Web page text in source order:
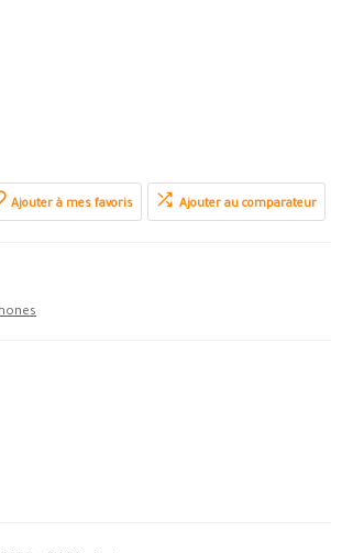
Ajouter à mes favoris Ajouter au comparateur